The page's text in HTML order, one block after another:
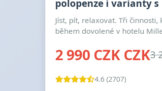
polopenze i varianty s
Jíst, pít, relaxovat. Tři činnosti,
během dovolené v hotelu
2 990 CZK CZK3
4.6 (2707)